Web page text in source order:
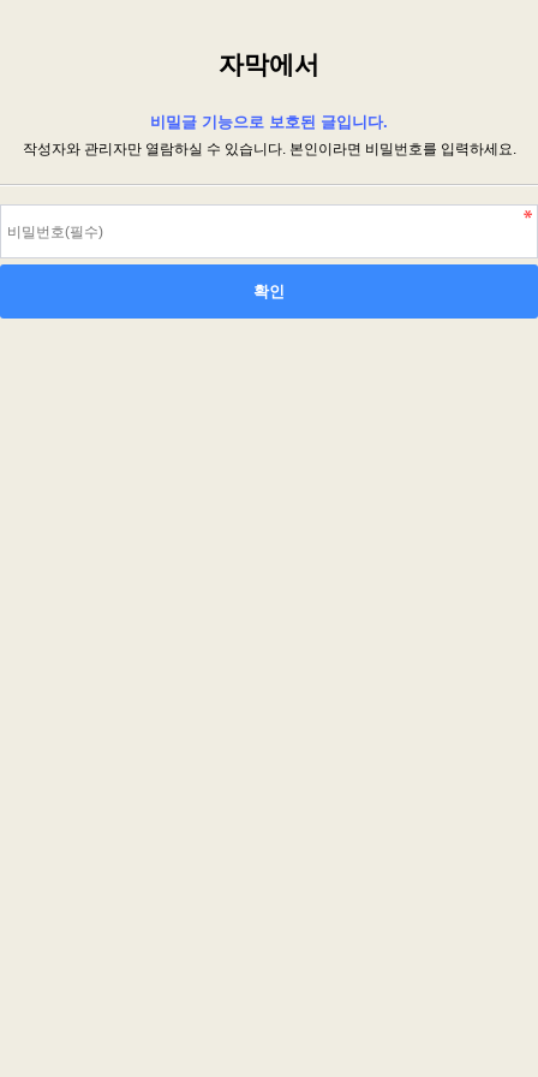
자막에서
비밀글 기능으로 보호된 글입니다.
작성자와 관리자만 열람하실 수 있습니다. 본인이라면 비밀번호를 입력하세요.